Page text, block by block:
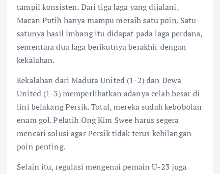
tampil konsisten. Dari tiga laga yang dijalani,
Macan Putih hanya mampu meraih satu poin. Satu-
satunya hasil imbang itu didapat pada laga perdana,
sementara dua laga berikutnya berakhir dengan
kekalahan.
Kekalahan dari Madura United (1-2) dan Dewa
United (1-3) memperlihatkan adanya celah besar di
lini belakang Persik. Total, mereka sudah kebobolan
enam gol. Pelatih Ong Kim Swee harus segera
mencari solusi agar Persik tidak terus kehilangan
poin penting.
Selain itu, regulasi mengenai pemain U-23 juga